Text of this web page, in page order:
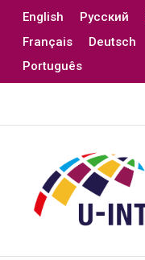
English Русский
Français
Deutsch
Português